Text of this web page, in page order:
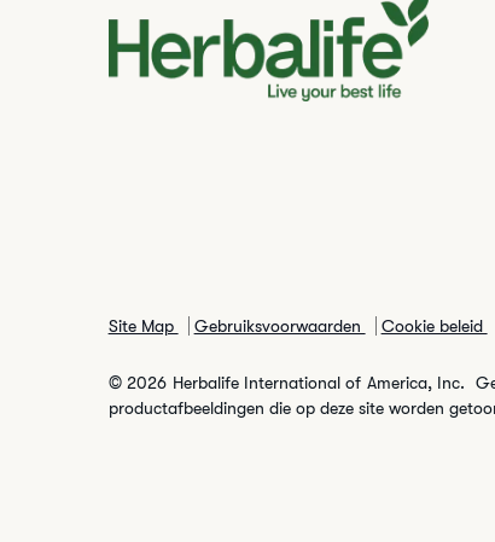
Site Map Gebruiksvoorwaarden Cookie beleid
© 2026 Herbalife International of America, Inc.
productafbeeldingen die op deze site worden